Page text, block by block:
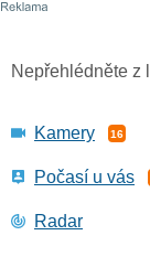
Nepřehlédněte z
Kamery 16
Počasí u vás
Radar